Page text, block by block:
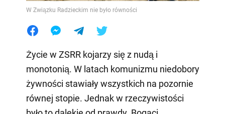
W Związku Radzieckim nie było równości
Życie w ZSRR kojarzy się z nudą i
monotonią. W latach komunizmu niedobory
żywności stawiały wszystkich na pozornie
równej stopie. Jednak w rzeczywistości